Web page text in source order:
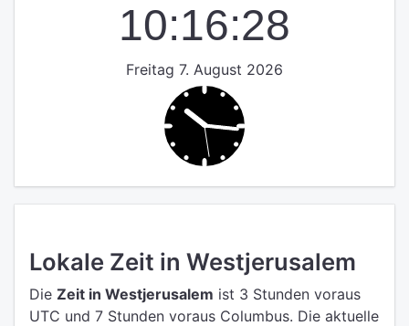
10:16:29
Freitag 7. August 2026
Lokale Zeit in Westjerusalem
Die Zeit in Westjerusalem ist 3 Stunden voraus
UTC und 7 Stunden voraus Columbus. Die aktuelle